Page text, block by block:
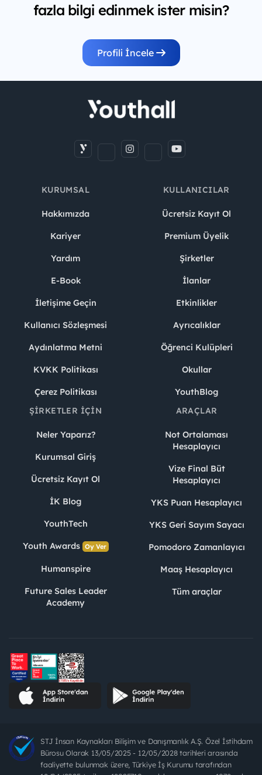
fazla bilgi edinmek ister misin?
Profili İncele
KURUMSAL
Hakkımızda
Kariyer
Yardım
E-Book
İletişime Geçin
Kullanıcı Sözleşmesi
Aydınlatma Metni
KVKK Politikası
Çerez Politikası
KULLANICILAR
Ücretsiz Kayıt Ol
Premium Üyelik
Şirketler
İlanlar
Etkinlikler
Ayrıcalıklar
Öğrenci Kulüpleri
Okullar
YouthBlog
ŞIRKETLER İÇIN
Neler Yaparız?
Kurumsal Giriş
Ücretsiz Kayıt Ol
İK Blog
YouthTech
Youth Awards Oy Ver
Humanspire
Future Sales Leader
Academy
ARAÇLAR
Not Ortalaması
Hesaplayıcı
Vize Final Büt
Hesaplayıcı
YKS Puan Hesaplayıcı
YKS Geri Sayım Sayacı
Pomodoro Zamanlayıcı
Maaş Hesaplayıcı
Tüm araçlar
STJ İnsan Kaynakları Bilişim ve Danışmanlık A.Ş. Özel İstihdam
Bürosu Olarak 13/05/2025 - 12/05/2028 tarihleri arasında
faaliyette bulunmak üzere, Türkiye İş Kurumu tarafından